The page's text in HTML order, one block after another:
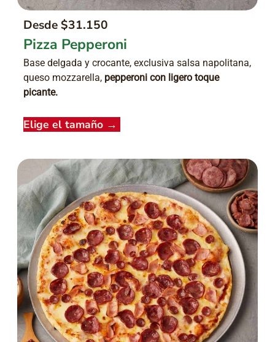
Desde $31.150
Pizza Pepperoni
Base delgada y crocante, exclusiva salsa napolitana,
queso mozzarella, pepperoni con ligero toque
picante.
Elige el tamaño →